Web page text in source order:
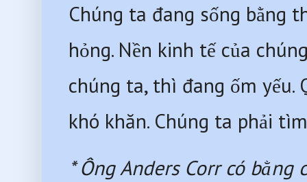
Chúng ta đang sống bằng
hỏng. Nền kinh tế của
chúng ta, thì đang ốm yếu.
khó khăn. Chúng ta phải
* Ông Anders Corr có